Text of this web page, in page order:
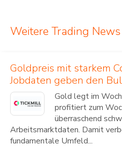
Weitere Trading News
Goldpreis mit starkem
Jobdaten geben den
Gold legt im
profitiert zum
überraschend
Arbeitsmarktdaten. Damit
fundamentale Umfeld...